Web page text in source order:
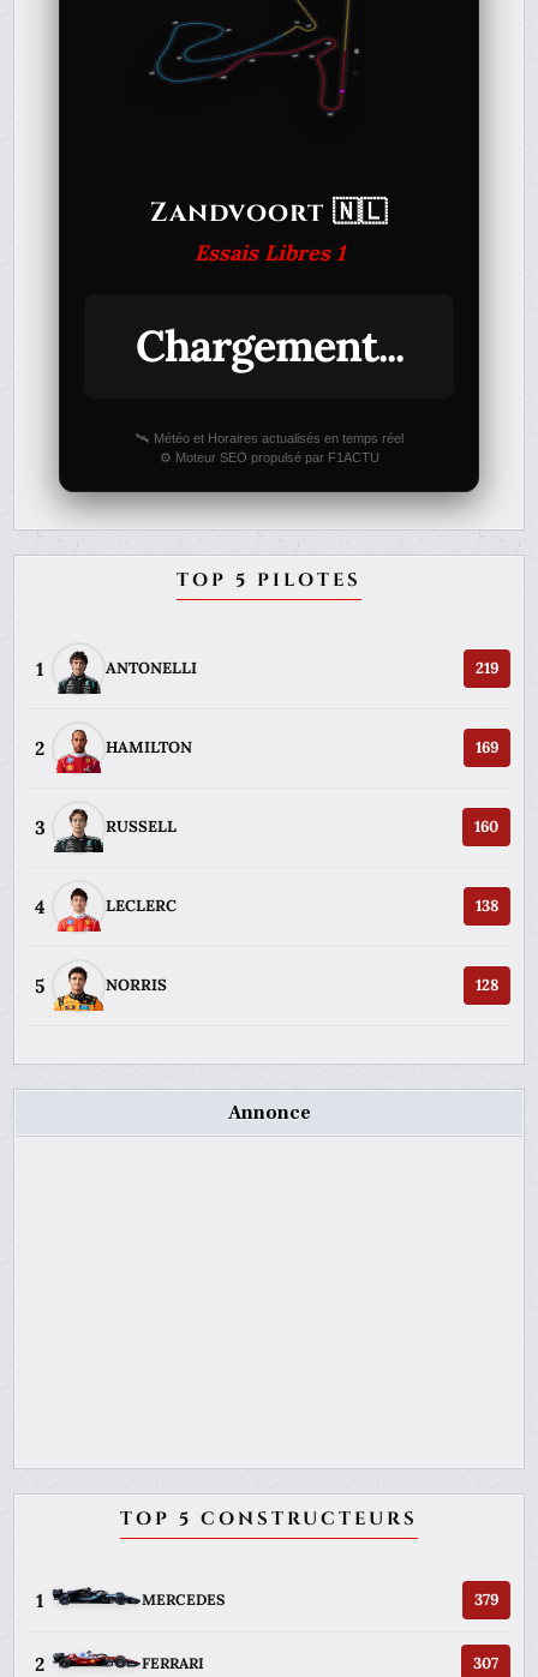
Zandvoort 🇳🇱
Essais Libres 1
Chargement...
🛰️ Météo et Horaires actualisés en temps réel
⚙️ Moteur SEO propulsé par F1ACTU
TOP 5 PILOTES
1 ANTONELLI 219
2 HAMILTON 169
3 RUSSELL 160
4 LECLERC 138
5 NORRIS 128
Annonce
TOP 5 CONSTRUCTEURS
1 MERCEDES 379
2 FERRARI 307